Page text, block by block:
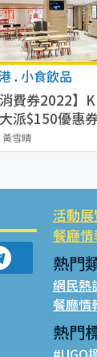
.小食飲品
消費券2022】
派$150優惠
券送$500優惠
黃雪晴
活動
餐廳情
熱門
網民熱
餐廳情
熱門